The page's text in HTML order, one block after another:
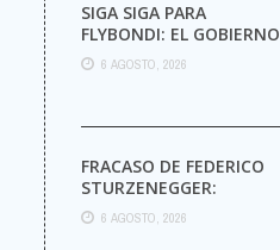
SIGA SIGA PARA
FLYBONDI: EL GOBIERNO
AUTORIZÓ LA VENTA DE
MÁS PASAJES
6 AGOSTO, 2026
FRACASO DE FEDERICO
STURZENEGGER:
6 AGOSTO, 2026